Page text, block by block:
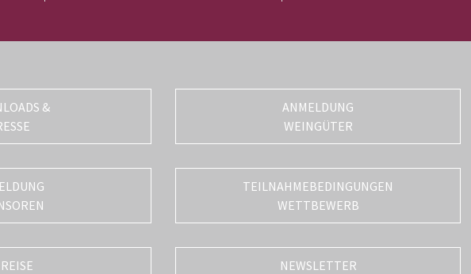
&
ANMELDUNG
WEINGÜTER
TEILNAHMEBEDINGUNGEN
WETTBEWERB
NEWSLETTER